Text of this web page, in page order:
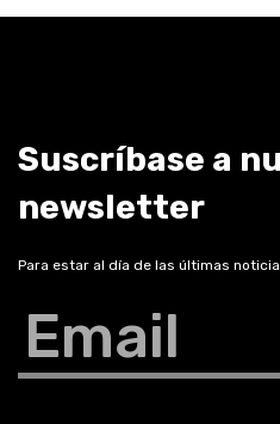
Suscríbase a
newsletter
Para estar al día de las últimas
Email